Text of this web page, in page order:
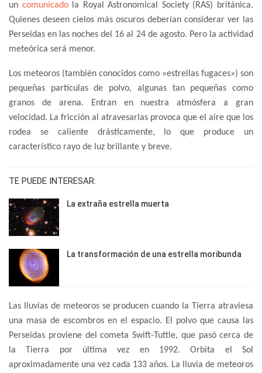
un comunicado la Royal Astronomical Society (RAS) británica.
Quienes deseen cielos más oscuros deberían considerar ver las
Perseidas en las noches del 16 al 24 de agosto. Pero la actividad
meteórica será menor.
Los meteoros (también conocidos como «estrellas fugaces») son
pequeñas partículas de polvo, algunas tan pequeñas como
granos de arena. Entran en nuestra atmósfera a gran
velocidad. La fricción al atravesarlas provoca que el aire que los
rodea se caliente drásticamente, lo que produce un
característico rayo de luz brillante y breve.
TE PUEDE INTERESAR:
La extraña estrella muerta
La transformación de una estrella moribunda
Las lluvias de meteoros se producen cuando la Tierra atraviesa
una masa de escombros en el espacio. El polvo que causa las
Perseidas proviene del cometa Swift-Tuttle, que pasó cerca de
la Tierra por última vez en 1992. Orbita el Sol
aproximadamente una vez cada 133 años. La lluvia de meteoros